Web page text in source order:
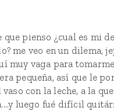
que pienso ¿cual es mi
me veo en un dilema,
muy vaga para
pequeña, así que le
con la leche, a la
luego fué difícil